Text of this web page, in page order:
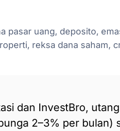
pasar uang, deposito,
reksa dana saham,
dan InvestBro,
2–3% per bulan)